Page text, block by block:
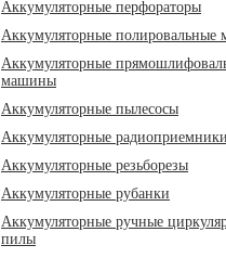
Аккумуляторные перфораторы
Аккумуляторные
Аккумуляторные
машины
Аккумуляторные пылесосы
Аккумуляторные радиоприемники
Аккумуляторные резьборезы
Аккумуляторные рубанки
Аккумуляторные ручные
пилы